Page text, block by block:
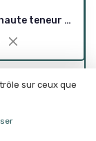
plus
100 hameçons triples n°6 - Acier haute teneur en carbone, rouge
sur ceux que